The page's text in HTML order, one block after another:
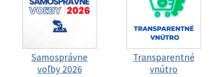
Samosprávne
voľby 2026
Transparentné
vnútro